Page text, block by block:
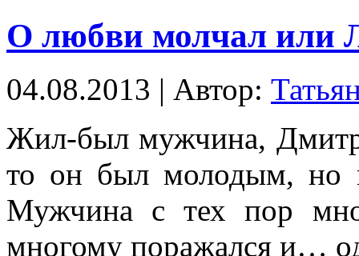
О любви молчал или
04.08.2013 | Автор:
Жил-был мужчина,
то он был молодым, но
Мужчина с тех пор
многому поражался и…